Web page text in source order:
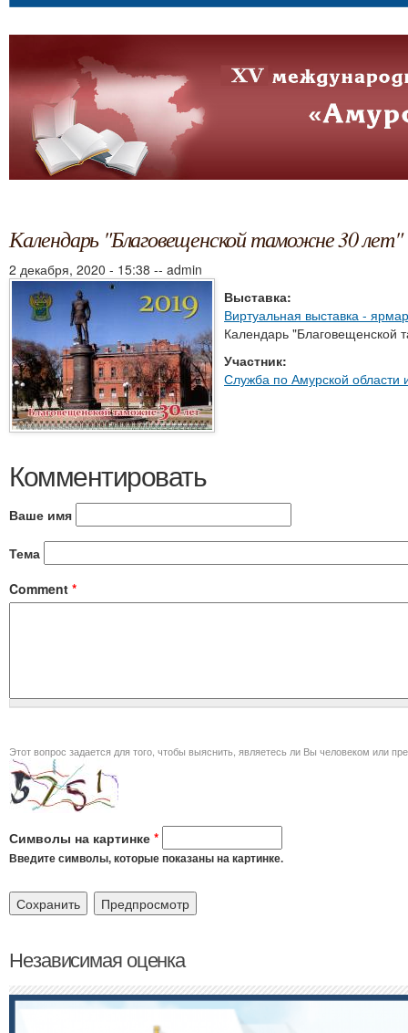
Календарь "Благовещенской таможне 30 лет"
2 декабря, 2020 - 15:38 -- admin
Выставка:
Виртуальная выставка -
Календарь "Благовещенской
Участник:
Служба по Амурской области
Комментировать
Ваше имя
Тема
Comment *
Этот вопрос задается для того,
Символы на картинке *
Введите символы, которые показаны на картинке.
Независимая оценка